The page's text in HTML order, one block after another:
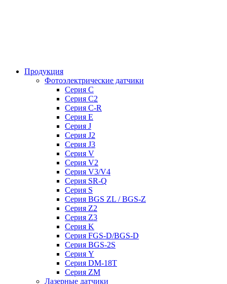
Продукция
Фотоэлектрические датчики
Серия C
Серия C2
Серия C-R
Серия E
Серия J
Серия J2
Серия J3
Серия V
Серия V2
Серия V3/V4
Серия SR-Q
Серия S
Серия BGS ZL / BGS-Z
Серия Z2
Серия Z3
Серия K
Серия FGS-D/BGS-D
Серия BGS-2S
Серия Y
Серия DM-18T
Серия ZM
Лазерные датчики